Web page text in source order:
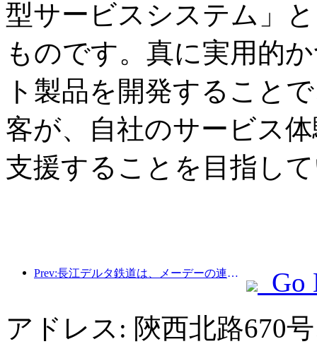
型サービスシステム」
ものです。真に実用的
ト製品を開発すること
客が、自社のサービス
支援することを目指し
Prev:長江デルタ鉄道は、メーデーの連休期間中に2138万人以上の乗客を輸送した。
Go
アドレス: 陝西北路670